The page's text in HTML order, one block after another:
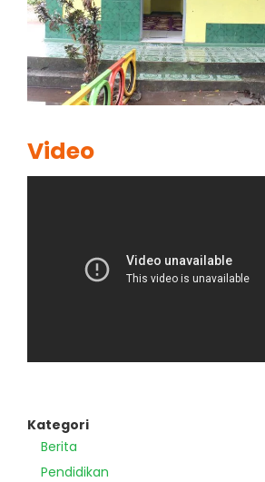
Video
Kategori
Berita
Pendidikan